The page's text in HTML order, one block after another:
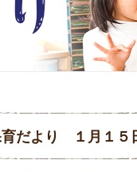
育だより １月１